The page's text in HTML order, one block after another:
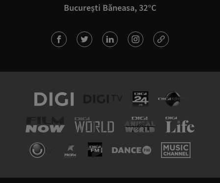
București Băneasa, 32°C